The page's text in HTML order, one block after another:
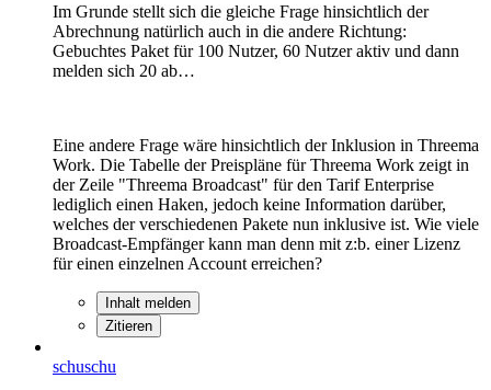
Im Grunde stellt sich die gleiche Frage hinsichtlich der
Abrechnung natürlich auch in die andere Richtung:
Gebuchtes Paket für 100 Nutzer, 60 Nutzer aktiv und dann
melden sich 20 ab…
Eine andere Frage wäre hinsichtlich der Inklusion in Threema
Work. Die Tabelle der Preispläne für Threema Work zeigt in
der Zeile "Threema Broadcast" für den Tarif Enterprise
lediglich einen Haken, jedoch keine Information darüber,
welches der verschiedenen Pakete nun inklusive ist. Wie viele
Broadcast-Empfänger kann man denn mit z:b. einer Lizenz
für einen einzelnen Account erreichen?
Inhalt melden
Zitieren
schuschu